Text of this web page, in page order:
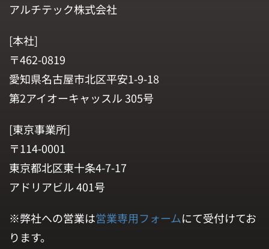
アルチテック株式会社
[本社]
〒462-0819
愛知県名古屋市北区平安1-9-18
第2アイオーキャッスル 305号
[東京事業所]
〒114-0001
東京都北区東十条4-7-17
アドリアビル 401号
※弊社への営業は営業専用フォームにて受付けてお
ります。